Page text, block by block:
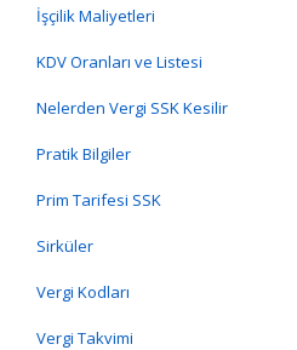
İşçilik Maliyetleri
KDV Oranları ve Listesi
Nelerden Vergi SSK Kesilir
Pratik Bilgiler
Prim Tarifesi SSK
Sirküler
Vergi Kodları
Vergi Takvimi